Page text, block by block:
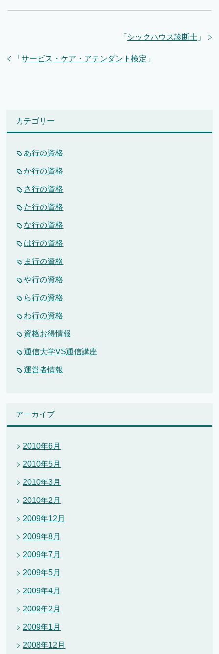
「 シックハウス診断士 」
「 サービス・ケア・アテンダント検定 」
カテゴリー
あ行の資格
か行の資格
さ行の資格
た行の資格
な行の資格
は行の資格
ま行の資格
や行の資格
ら行の資格
わ行の資格
資格お得情報
通信大学VS通信講座
運営者情報
アーカイブ
2010年6月
2010年5月
2010年3月
2010年2月
2009年12月
2009年8月
2009年7月
2009年5月
2009年4月
2009年2月
2009年1月
2008年12月